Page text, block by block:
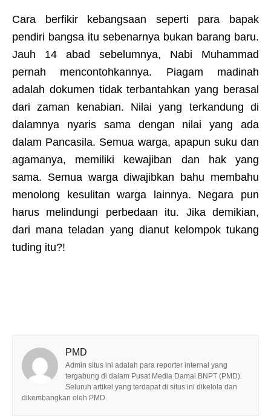
Cara berfikir kebangsaan seperti para bapak
pendiri bangsa itu sebenarnya bukan barang baru.
Jauh 14 abad sebelumnya, Nabi Muhammad
pernah mencontohkannya. Piagam madinah
adalah dokumen tidak terbantahkan yang berasal
dari zaman kenabian. Nilai yang terkandung di
dalamnya nyaris sama dengan nilai yang ada
dalam Pancasila. Semua warga, apapun suku dan
agamanya, memiliki kewajiban dan hak yang
sama. Semua warga diwajibkan bahu membahu
menolong kesulitan warga lainnya. Negara pun
harus melindungi perbedaan itu. Jika demikian,
dari mana teladan yang dianut kelompok tukang
tuding itu?!
PMD
Admin situs ini adalah para reporter internal yang
tergabung di dalam Pusat Media Damai BNPT (PMD).
Seluruh artikel yang terdapat di situs ini dikelola dan
dikembangkan oleh PMD.